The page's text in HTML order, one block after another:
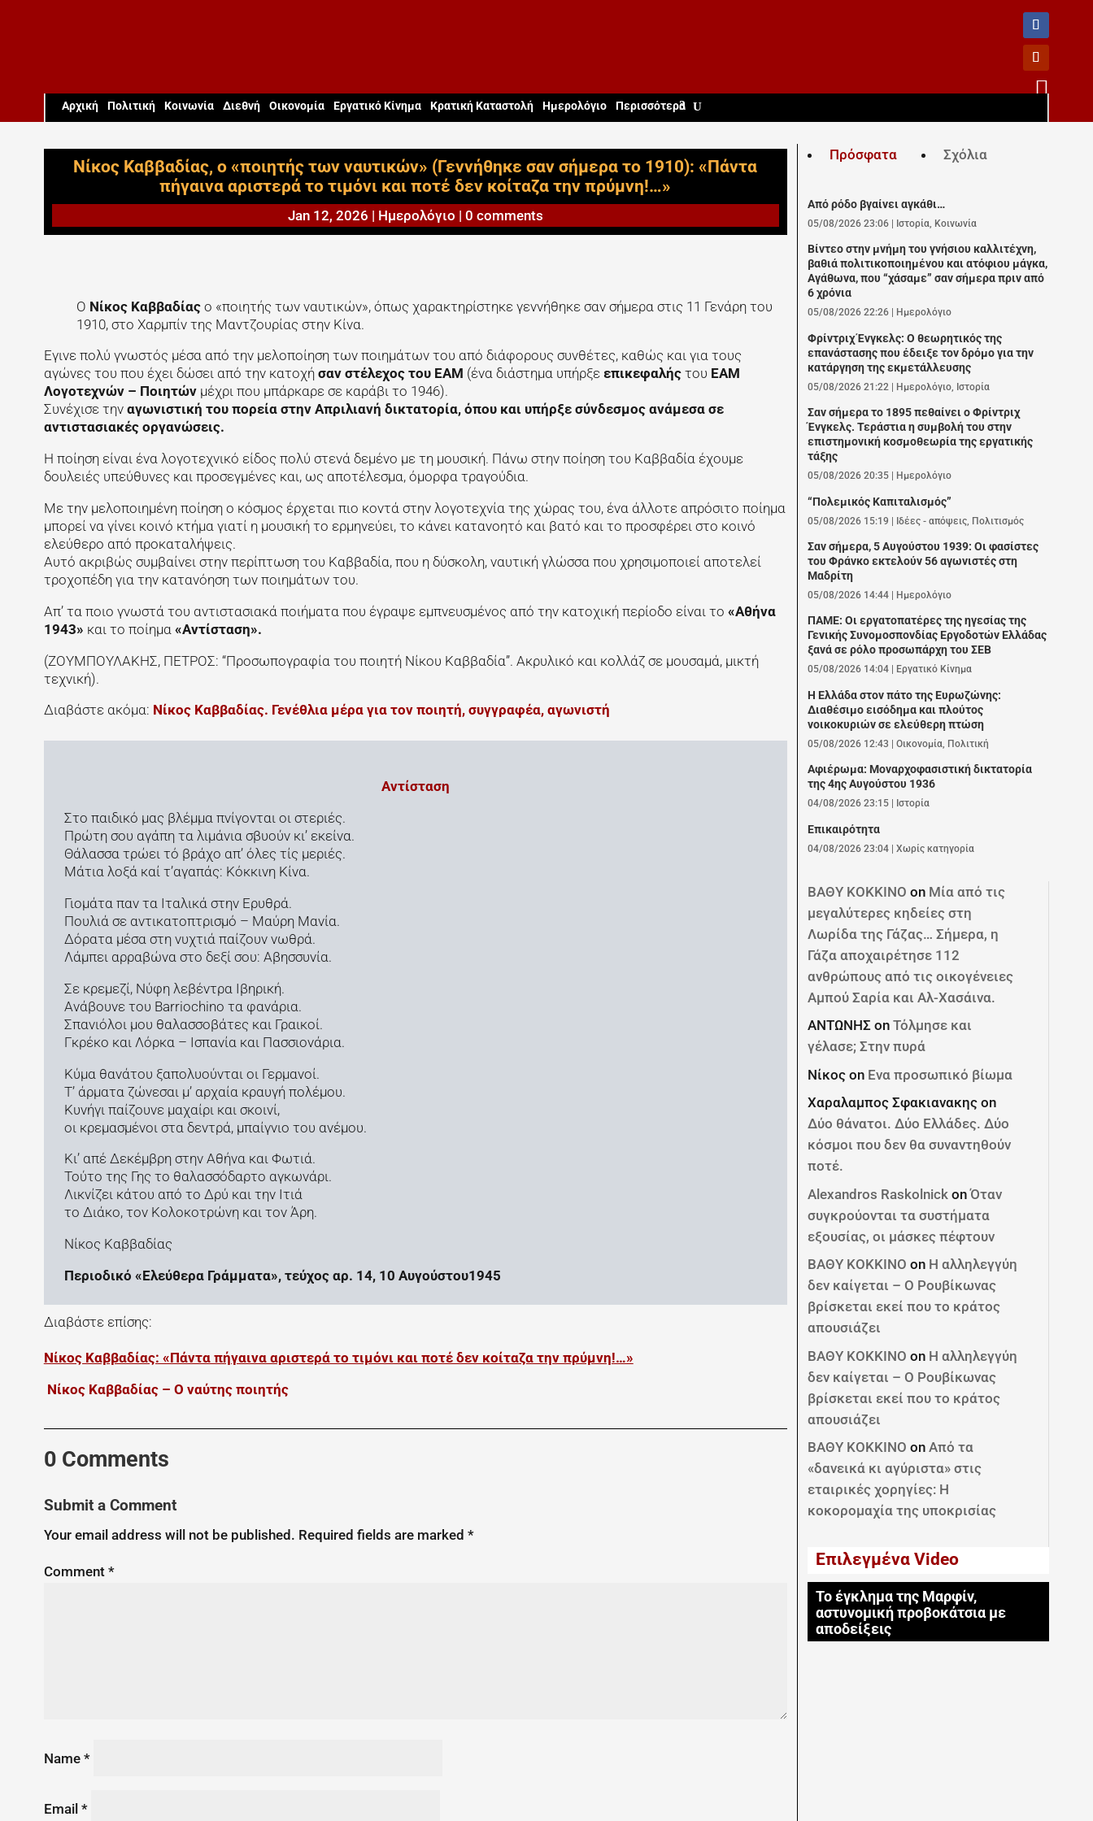

Aρχική Πολιτική Κοινωνία Διεθνή Οικονομία Εργατικό Κίνημα Κρατική Καταστολή Ημερολόγιο Περισσότερα
Νίκος Καββαδίας, ο «ποιητής των ναυτικών» (Γεννήθηκε σαν σήμερα το 1910): «Πάντα
πήγαινα αριστερά το τιμόνι και ποτέ δεν κοίταζα την πρύμνη!…»
Jan 12, 2026 | Ημερολόγιο | 0 comments
Ο Νίκος Καββαδίας ο «ποιητής των ναυτικών», όπως χαρακτηρίστηκε γεννήθηκε σαν σήμερα στις 11 Γενάρη του
1910, στο Χαρμπίν της Μαντζουρίας στην Κίνα.
Εγινε πολύ γνωστός μέσα από την μελοποίηση των ποιημάτων του από διάφορους συνθέτες, καθώς και για τους
αγώνες του που έχει δώσει από την κατοχή σαν στέλεχος του ΕΑΜ (ένα διάστημα υπήρξε επικεφαλήςτου ΕΑΜ
Λογοτεχνών – Ποιητώνμέχρι που μπάρκαρε σε καράβι το 1946).
Συνέχισε τηναγωνιστική του πορεία στην Απριλιανή δικτατορία, όπου και υπήρξε σύνδεσμος ανάμεσα σε
αντιστασιακές οργανώσεις.
Η ποίηση είναι ένα λογοτεχνικό είδος πολύ στενά δεμένο με τη μουσική. Πάνω στην ποίηση του Καββαδία έχουμε
δουλειές υπεύθυνες και προσεγμένες και, ως αποτέλεσμα, όμορφα τραγούδια.
Με την μελοποιημένη ποίηση ο κόσμος έρχεται πιο κοντά στην λογοτεχνία της χώρας του, ένα άλλοτε απρόσιτο ποίημα
μπορεί να γίνει κοινό κτήμα γιατί η μουσική το ερμηνεύει, το κάνει κατανοητό και βατό και το προσφέρει στο κοινό
ελεύθερο από προκαταλήψεις.
Αυτό ακριβώς συμβαίνει στην περίπτωση του Καββαδία, που η δύσκολη, ναυτική γλώσσα που χρησιμοποιεί αποτελεί
τροχοπέδη για την κατανόηση των ποιημάτων του.
Απ’ τα ποιο γνωστά του αντιστασιακά ποιήματα που έγραψε εμπνευσμένος από την κατοχική περίοδο είναι το «Αθήνα
1943» και το ποίημα «Αντίσταση».
(ΖΟΥΜΠΟΥΛΑΚΗΣ, ΠΕΤΡΟΣ: “Προσωπογραφία του ποιητή Νίκου Καββαδία”. Ακρυλικό και κολλάζ σε μουσαμά, μικτή
τεχνική).
Διαβάστε ακόμα: Νίκος Καββαδίας. Γενέθλια μέρα για τον ποιητή, συγγραφέα, αγωνιστή
Αντίσταση
Στο παιδικό μας βλέμμα πνίγονται οι στεριές.
Πρώτη σου αγάπη τα λιμάνια σβυούν κι’ εκείνα.
Θάλασσα τρώει τό βράχο απ’ όλες τίς μεριές.
Μάτια λοξά καί τ’αγαπάς: Κόκκινη Κίνα.
Γιομάτα παν τα Ιταλικά στην Ερυθρά.
Πουλιά σε αντικατοπτρισμό – Μαύρη Μανία.
Δόρατα μέσα στη νυχτιά παίζουν νωθρά.
Λάμπει αρραβώνα στο δεξί σου: Αβησσυνία.
Σε κρεμεζί, Νύφη λεβέντρα Ιβηρική.
Ανάβουνε του Barriochino τα φανάρια.
Σπανιόλοι μου θαλασσοβάτες και Γραικοί.
Γκρέκο και Λόρκα – Ισπανία και Πασσιονάρια.
Κύμα θανάτου ξαπολυούνται οι Γερμανοί.
Τ’ άρματα ζώνεσαι μ’ αρχαία κραυγή πολέμου.
Κυνήγι παίζουνε μαχαίρι και σκοινί,
οι κρεμασμένοι στα δεντρά, μπαίγνιο του ανέμου.
Κι’ απέ Δεκέμβρη στην Αθήνα και Φωτιά.
Τούτο της Γης το θαλασσόδαρτο αγκωνάρι.
Λικνίζει κάτου από το Δρύ και την Ιτιά
το Διάκο, τον Κολοκοτρώνη και τον Άρη.
Νίκος Καββαδίας
Περιοδικό «Ελεύθερα Γράμματα», τεύχος αρ. 14, 10 Αυγούστου1945
Διαβάστε επίσης:
Νίκος Καββαδίας: «Πάντα πήγαινα αριστερά το τιμόνι και ποτέ δεν κοίταζα την πρύμνη!…»
Νίκος Καββαδίας – Ο ναύτης ποιητής
0 Comments
Submit a Comment
Your email address will not be published. Required fields are marked *
Comment *
Name *
Email *
Πρόσφατα Σχόλια
Από ρόδο βγαίνει αγκάθι…
05/08/2026 23:06 | Ιστορία, Κοινωνία
Βίντεο στην μνήμη του γνήσιου καλλιτέχνη,
βαθιά πολιτικοποιημένου και ατόφιου μάγκα,
Αγάθωνα, που “χάσαμε” σαν σήμερα πριν από
6 χρόνια
05/08/2026 22:26 Ημερολόγιο
Φρίντριχ Ένγκελς: Ο θεωρητικός της
επανάστασης που έδειξε τον δρόμο για την
κατάργηση της εκμετάλλευσης
05/08/2026 21:22 | Ημερολόγιο Ιστορία
Σαν σήμερα το 1895 πεθαίνει ο Φρίντριχ
Ένγκελς. Τεράστια η συμβολή του στην
επιστημονική κοσμοθεωρία της εργατικής
τάξης
05/08/2026 20:35 Ημερολόγιο
“Πολεμικός Καπιταλισμός”
05/08/2026 15:19 | Ιδέες - απόψεις Πολιτισμός
Σαν σήμερα, 5 Αυγούστου 1939: Οι φασίστες
του Φράνκο εκτελούν 56 αγωνιστές στη
Μαδρίτη
05/08/2026 14:44 Ημερολόγιο
ΠΑΜΕ: Οι εργατοπατέρες της ηγεσίας της
Γενικής Συνομοσπονδίας Εργοδοτών Ελλάδας
ξανά σε ρόλο προσωπάρχη του ΣΕΒ
05/08/2026 14:04 Εργατικό Κίνημα
Η Ελλάδα στον πάτο της Ευρωζώνης:
Διαθέσιμο εισόδημα και πλούτος
νοικοκυριών σε ελεύθερη πτώση
05/08/2026 12:43 |Οικονομία Πολιτική
Αφιέρωμα: Mοναρχοφασιστική δικτατορία
της 4ης Αυγούστου 1936
04/08/2026 23:15 Ιστορία
Επικαιρότητα
04/08/2026 23:04 |Χωρίς κατηγορία
ΒΑΘΥ ΚΟΚΚΙΝΟ on Μία από τις
μεγαλύτερες κηδείες στη
Λωρίδα της Γάζας… Σήμερα, η
Γάζα αποχαιρέτησε 112
ανθρώπους από τις οικογένειες
Αμπού Σαρία και Αλ-Χασάινα.
ΑΝΤΩΝΗΣ onΤόλμησε και
γέλασε; Στην πυρά
Νίκος on Ενα προσωπικό βίωμα
Χαραλαμπος Σφακιανακης on
Δύο θάνατοι. Δύο Ελλάδες. Δύο
κόσμοι που δεν θα συναντηθούν
ποτέ.
Alexandros Raskolnick onΌταν
συγκρούονται τα συστήματα
εξουσίας, οι μάσκες πέφτουν
ΒΑΘΥ ΚΟΚΚΙΝΟ on Η αλληλεγγύη
δεν καίγεται – Ο Ρουβίκωνας
βρίσκεται εκεί που το κράτος
απουσιάζει
ΒΑΘΥ ΚΟΚΚΙΝΟ on Η αλληλεγγύη
δεν καίγεται – Ο Ρουβίκωνας
βρίσκεται εκεί που το κράτος
απουσιάζει
ΒΑΘΥ ΚΟΚΚΙΝΟ onΑπό τα
«δανεικά κι αγύριστα» στις
εταιρικές χορηγίες: Η
κοκορομαχία της υποκρισίας
Επιλεγμένα Video
Το έγκλημα της Μαρφίν,
αστυνομική προβοκάτσια με
αποδείξεις